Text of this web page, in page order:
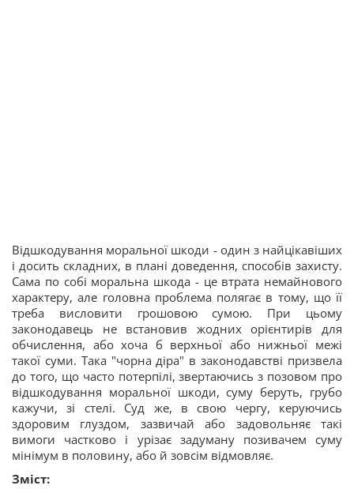
Відшкодування моральної шкоди - один з найцікавіших
і досить складних, в плані доведення, способів захисту.
Сама по собі моральна шкода - це втрата немайнового
характеру, але головна проблема полягає в тому, що її
треба висловити грошовою сумою. При цьому
законодавець не встановив жодних орієнтирів для
обчислення, або хоча б верхньої або нижньої межі
такої суми. Така "чорна діра" в законодавстві призвела
до того, що часто потерпілі, звертаючись з позовом про
відшкодування моральної шкоди, суму беруть, грубо
кажучи, зі стелі. Суд же, в свою чергу, керуючись
здоровим глуздом, зазвичай або задовольняє такі
вимоги частково і урізає задуману позивачем суму
мінімум в половину, або й зовсім відмовляє.
Зміст: